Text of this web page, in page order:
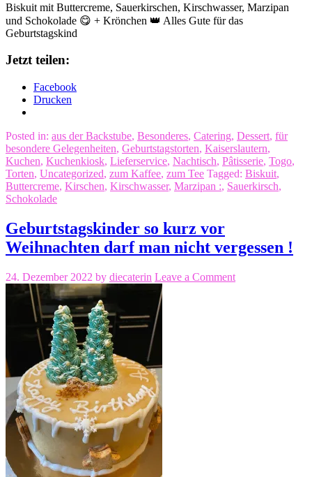
Biskuit mit Buttercreme, Sauerkirschen, Kirschwasser, Marzipan
und Schokolade 😋 + Krönchen 👑 Alles Gute für das
Geburtstagskind
Jetzt teilen:
Facebook
Drucken
Posted in: aus der Backstube, Besonderes, Catering, Dessert, für
besondere Gelegenheiten, Geburtstagstorten, Kaiserslautern,
Kuchen, Kuchenkiosk, Lieferservice, Nachtisch, Pâtisserie, Togo,
Torten, Uncategorized, zum Kaffee, zum Tee Tagged: Biskuit,
Buttercreme, Kirschen, Kirschwasser, Marzipan :, Sauerkirsch,
Schokolade
Geburtstagskinder so kurz vor
Weihnachten darf man nicht vergessen !
24. Dezember 2022 by diecaterin Leave a Comment